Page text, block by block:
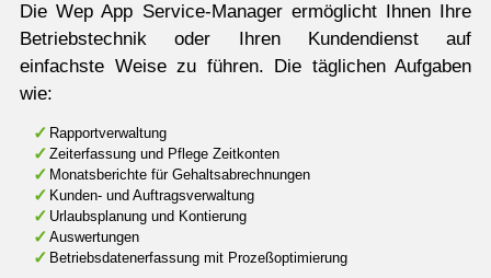
Die Wep App Service-Manager ermöglicht Ihnen Ihre
Betriebstechnik oder Ihren Kundendienst auf
einfachste Weise zu führen. Die täglichen Aufgaben
wie:
Rapportverwaltung
Zeiterfassung und Pflege Zeitkonten
Monatsberichte für Gehaltsabrechnungen
Kunden- und Auftragsverwaltung
Urlaubsplanung und Kontierung
Auswertungen
Betriebsdatenerfassung mit Prozeßoptimierung